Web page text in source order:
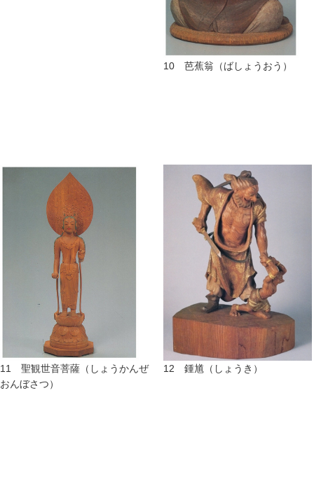
10 芭蕉翁（ばしょうおう）
11 聖観世音菩薩（しょうかんぜ
おんぼさつ）
12 鍾馗（しょうき）